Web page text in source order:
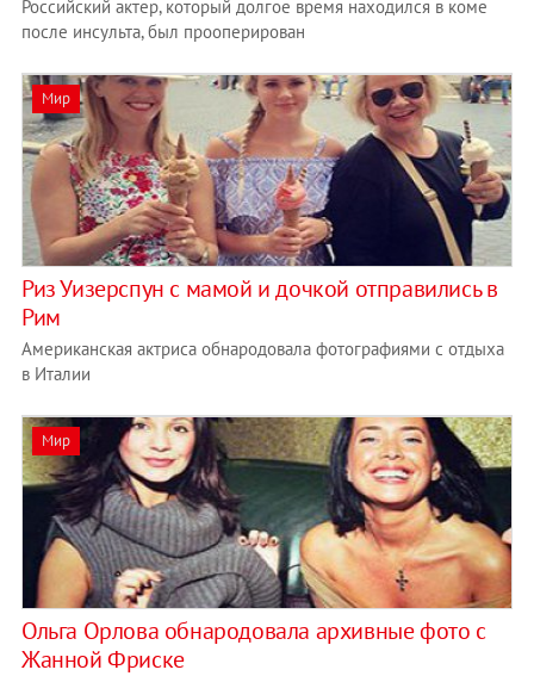
Российский актер, который долгое время находился в коме
после инсульта, был прооперирован
Мир
Риз Уизерспун с мамой и дочкой отправились в
Рим
Американская актриса обнародовала фотографиями с отдыха
в Италии
Мир
Ольга Орлова обнародовала архивные фото с
Жанной Фриске